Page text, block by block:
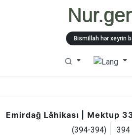
Bismillah hər xeyrin
Emirdağ Lâhikası | Mektup
(394-394)